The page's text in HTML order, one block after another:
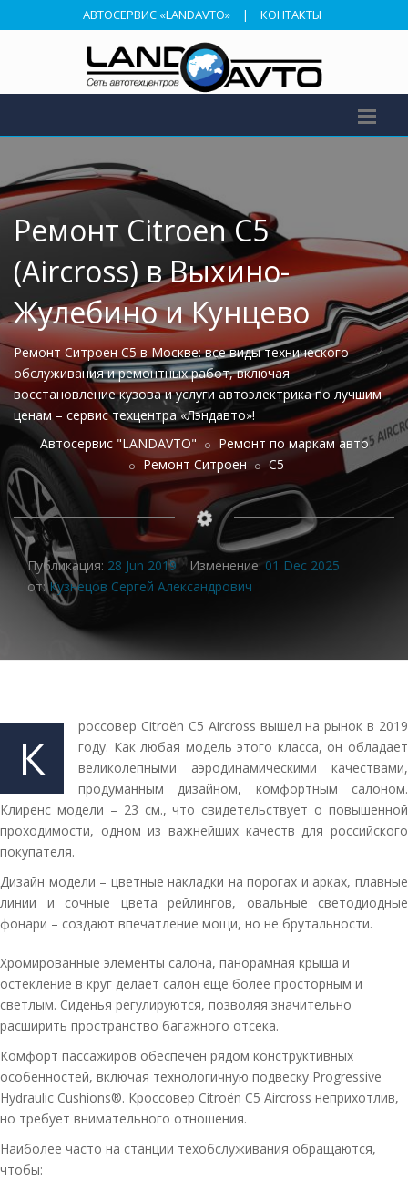
АВТОСЕРВИС «LANDAVTO» | КОНТАКТЫ
Ремонт Citroen C5
(Aircross) в Выхино-
Жулебино и Кунцево
Ремонт Ситроен С5 в Москве: все виды технического
обслуживания и ремонтных работ, включая
восстановление кузова и услуги автоэлектрика по лучшим
ценам – сервис техцентра «Лэндавто»!
Автосервис "LANDAVTO"
Ремонт по маркам авто
Ремонт Ситроен
C5
Публикация: 28 Jun 2019 Изменение: 01 Dec 2025
от:Кузнецов Сергей Александрович
К
россовер Citroën C5 Aircross вышел на рынок в 2019
году. Как любая модель этого класса, он обладает
великолепными аэродинамическими качествами,
продуманным дизайном, комфортным салоном.
Клиренс модели – 23 см., что свидетельствует о повышенной
проходимости, одном из важнейших качеств для российского
покупателя.
Дизайн модели – цветные накладки на порогах и арках, плавные
линии и сочные цвета рейлингов, овальные светодиодные
фонари – создают впечатление мощи, но не брутальности.
Хромированные элементы салона, панорамная крыша и
остекление в круг делает салон еще более просторным и
светлым. Сиденья регулируются, позволяя значительно
расширить пространство багажного отсека.
Комфорт пассажиров обеспечен рядом конструктивных
особенностей, включая технологичную подвеску Progressive
Hydraulic Cushions®. Кроссовер Citroën C5 Aircross неприхотлив,
но требует внимательного отношения.
Наиболее часто на станции техобслуживания обращаются,
чтобы: